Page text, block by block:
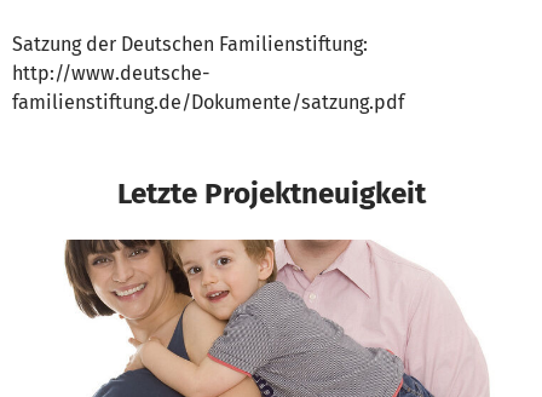
Satzung der Deutschen Familienstiftung:
http://www.deutsche-
familienstiftung.de/Dokumente/satzung.pdf
Letzte Projektneuigkeit